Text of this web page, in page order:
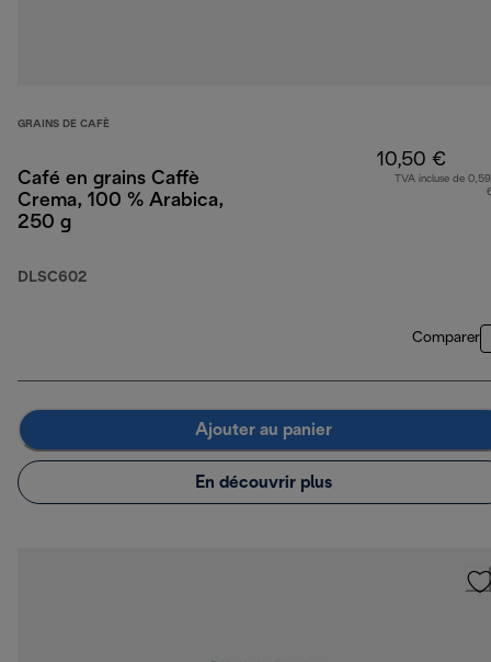
GRAINS DE CAFÈ
Café en grains Caffè
Crema, 100 % Arabica,
250 g
DLSC602
10,50 €
TVA incluse de
Comparer
Ajouter au panier
En découvrir plus